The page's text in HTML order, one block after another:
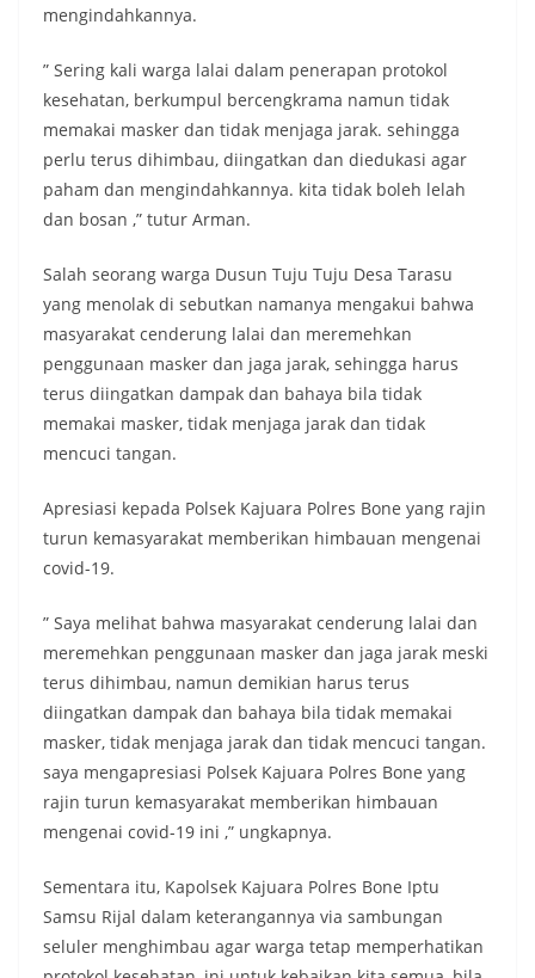
mengindahkannya.
” Sering kali warga lalai dalam penerapan protokol
kesehatan, berkumpul bercengkrama namun tidak
memakai masker dan tidak menjaga jarak. sehingga
perlu terus dihimbau, diingatkan dan diedukasi agar
paham dan mengindahkannya. kita tidak boleh lelah
dan bosan ,” tutur Arman.
Salah seorang warga Dusun Tuju Tuju Desa Tarasu
yang menolak di sebutkan namanya mengakui bahwa
masyarakat cenderung lalai dan meremehkan
penggunaan masker dan jaga jarak, sehingga harus
terus diingatkan dampak dan bahaya bila tidak
memakai masker, tidak menjaga jarak dan tidak
mencuci tangan.
Apresiasi kepada Polsek Kajuara Polres Bone yang rajin
turun kemasyarakat memberikan himbauan mengenai
covid-19.
” Saya melihat bahwa masyarakat cenderung lalai dan
meremehkan penggunaan masker dan jaga jarak meski
terus dihimbau, namun demikian harus terus
diingatkan dampak dan bahaya bila tidak memakai
masker, tidak menjaga jarak dan tidak mencuci tangan.
saya mengapresiasi Polsek Kajuara Polres Bone yang
rajin turun kemasyarakat memberikan himbauan
mengenai covid-19 ini ,” ungkapnya.
Sementara itu, Kapolsek Kajuara Polres Bone Iptu
Samsu Rijal dalam keterangannya via sambungan
seluler menghimbau agar warga tetap memperhatikan